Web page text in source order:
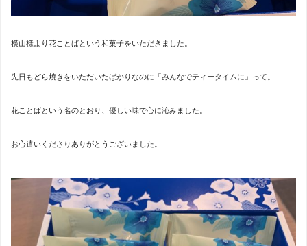
横山様より花ことばという和菓子をいただきました。
先日もどら焼きをいただいたばかりなのに「みんなでティータイムに」って。
花ことばという名のとおり、優しい味で心に沁みました。
お心遣いくださりありがとうございました。